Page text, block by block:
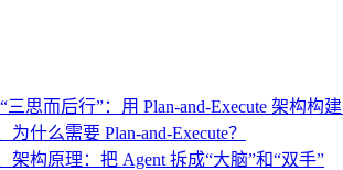
三思而后行”：用 Plan-and-Execute 架构构
为什么需要 Plan-and-Execute？
架构原理：把 Agent 拆成“大脑”和“双手”